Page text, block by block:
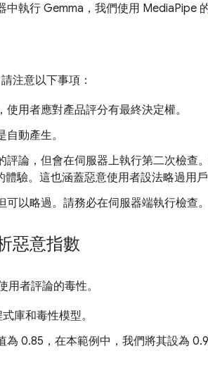
中執行 Gemma，我們使用 MediaPipe
注意以下事項：
用者應對產品評分有最終決定權。
動產生。
評論，但會在伺服器上執行第二次檢查
驗。這也涵蓋惡意使用者設法略過用戶
以略過。請務必在伺服器端執行檢查。
惡意指數
用者評論的毒性。
庫和毒性模型。
0.85，在本範例中，我們將其設為 0.9